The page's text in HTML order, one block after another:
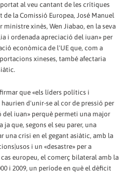
al veu cantant de les crítiques
la Comissió Europea, José Manuel
ministre xinès, Wen Jiabao, en la seva
i ordenada apreciació del iuan» per
econòmica de l'UE que, com a
xineses, també afectaria
que «els líders polítics i
d'unir-se al cor de pressió per
del iuan» perquè permeti una major
que, segons el seu parer, una
una crisi en el gegant asiàtic, amb la
i un «desastre» per a
europeu, el comerç bilateral amb la
i 2009, un període en què el dèficit